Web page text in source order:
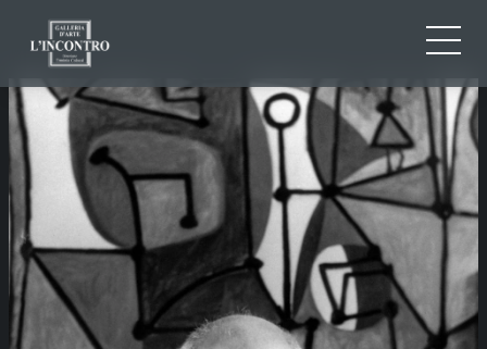
IT
EN
FR
ABOUT US
NEWS AND EVENTS
ARTISTS AND WORKS
EXHIBITIONS
CONTACTS